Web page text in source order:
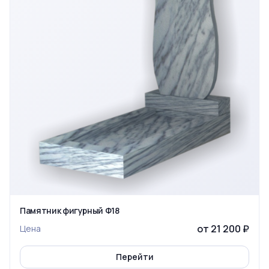
Памятник фигурный Ф18
Цена
от 21 200 ₽
Перейти